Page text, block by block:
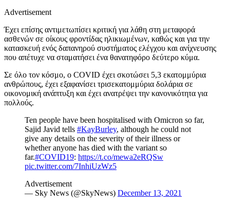
Advertisement
Έχει επίσης αντιμετωπίσει κριτική για λάθη στη μεταφορά
ασθενών σε οίκους φροντίδας ηλικιωμένων, καθώς και για την
κατασκευή ενός δαπανηρού συστήματος ελέγχου και ανίχνευσης
που απέτυχε να σταματήσει ένα θανατηφόρο δεύτερο κύμα.
Σε όλο τον κόσμο, ο COVID έχει σκοτώσει 5,3 εκατομμύρια
ανθρώπους, έχει εξαφανίσει τρισεκατομμύρια δολάρια σε
οικονομική ανάπτυξη και έχει ανατρέψει την κανονικότητα για
πολλούς.
Ten people have been hospitalised with Omicron so far,
Sajid Javid tells #KayBurley, although he could not
give any details on the severity of their illness or
whether anyone has died with the variant so
far.#COVID19: https://t.co/mewa2eRQSw
pic.twitter.com/7InhiUzWz5
Advertisement
— Sky News (@SkyNews) December 13, 2021